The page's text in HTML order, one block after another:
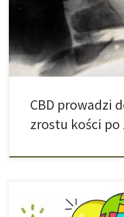
leczone przy pomocy
wiadomo, konsumpcja
leczeniu niektórych
CBD prowadzi
zrostu kości po